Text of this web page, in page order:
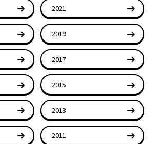
2021
2019
2017
2015
2013
2011